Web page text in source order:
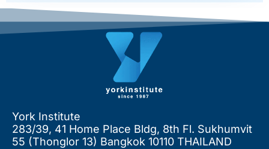
York Institute
283/39, 41 Home Place Bldg, 8th Fl. Sukhumvit
55 (Thonglor 13) Bangkok 10110 THAILAND